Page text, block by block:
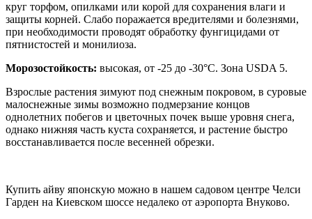
круг торфом, опилками или корой для сохранения влаги и
защиты корней. Слабо поражается вредителями и болезнями,
при необходимости проводят обработку фунгицидами от
пятнистостей и монилиоза.
Морозостойкость: высокая, от -25 до -30°C. Зона USDA 5.
Взрослые растения зимуют под снежным покровом, в суровые
малоснежные зимы возможно подмерзание концов
однолетних побегов и цветочных почек выше уровня снега,
однако нижняя часть куста сохраняется, и растение быстро
восстанавливается после весенней обрезки.
Купить айву японскую можно в нашем садовом центре Челси
Гарден на Киевском шоссе недалеко от аэропорта Внуково.